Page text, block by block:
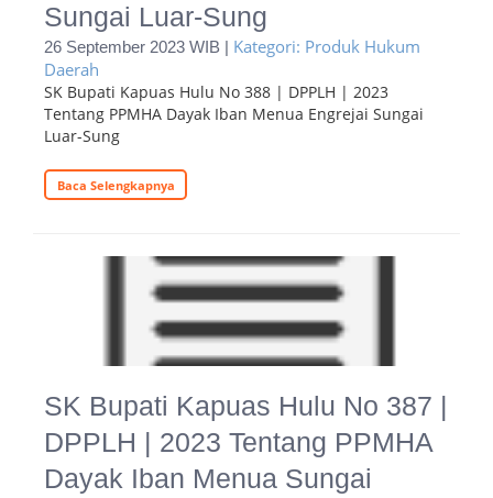
Sungai Luar-Sung
26 September 2023 WIB | Kategori: Produk Hukum
Daerah
SK Bupati Kapuas Hulu No 388 | DPPLH | 2023
Tentang PPMHA Dayak Iban Menua Engrejai Sungai
Luar-Sung
Baca Selengkapnya
SK Bupati Kapuas Hulu No 387 |
DPPLH | 2023 Tentang PPMHA
Dayak Iban Menua Sungai